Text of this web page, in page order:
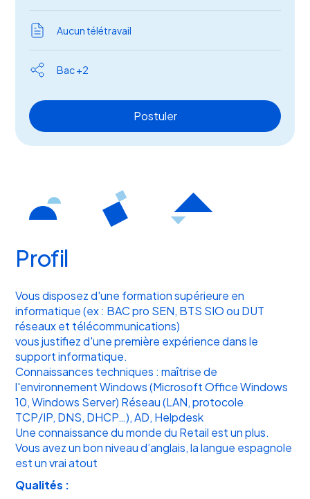
Profil
Vous disposez d'une formation supérieure en
informatique (ex : BAC pro SEN, BTS SIO ou DUT
réseaux et télécommunications)
vous justifiez d'une première expérience dans le
support informatique.
Connaissances techniques : maîtrise de
l'environnement Windows (Microsoft Office Windows
10, Windows Server) Réseau (LAN, protocole
TCP/IP, DNS, DHCP…), AD, Helpdesk
Une connaissance du monde du Retail est un plus.
Vous avez un bon niveau d’anglais, la langue espagnole
est un vrai atout
Qualités :
Aucun télétravail
Bac +2
Postuler